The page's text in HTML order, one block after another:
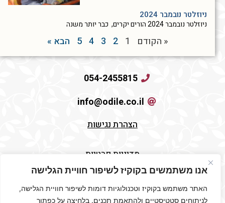
אנו משתמשים בקוקיז לשיפור חוויית הגלישה
האתר משתמש בקוקיז וטכנולוגיות דומות לשיפור חוויית הגלישה,
לניתוחים סטטיסטיים ולהתאמת תכנים. בלחיצה על כפתור
ניוזלטר נובמבר 2024
ניוזלטר נובמבר 2024 הורים יקרים, כבר יותר משנה
« הקודם 1
2
3
4
5 הבא »
054-2455815
info@odile.co.il
הצהרת נגישות
מדיניות פרטיות
תקנון האתר